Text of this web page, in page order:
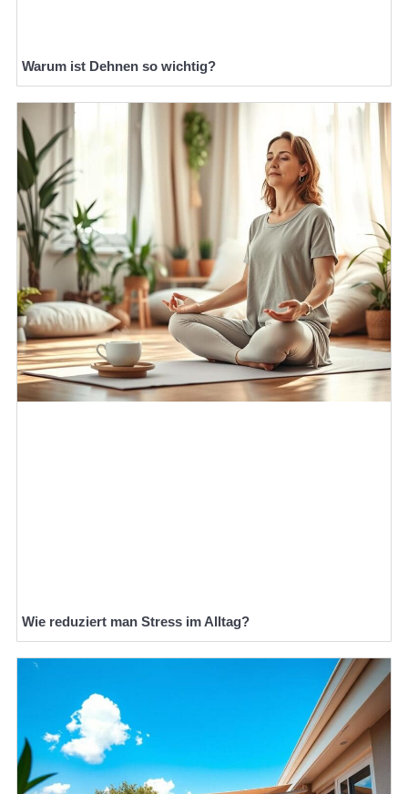
Warum ist Dehnen so wichtig?
Wie reduziert man Stress im Alltag?